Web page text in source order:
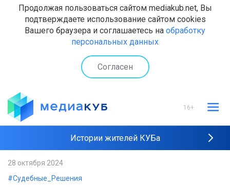
Продолжая пользоваться сайтом mediakub.net, Вы
подтверждаете использование сайтом cookies
Вашего браузера и соглашаетесь на обработку
персональных данных
Согласен
16+
Истории жителей КУБа
28 октября 2024
#Судебные_Решения